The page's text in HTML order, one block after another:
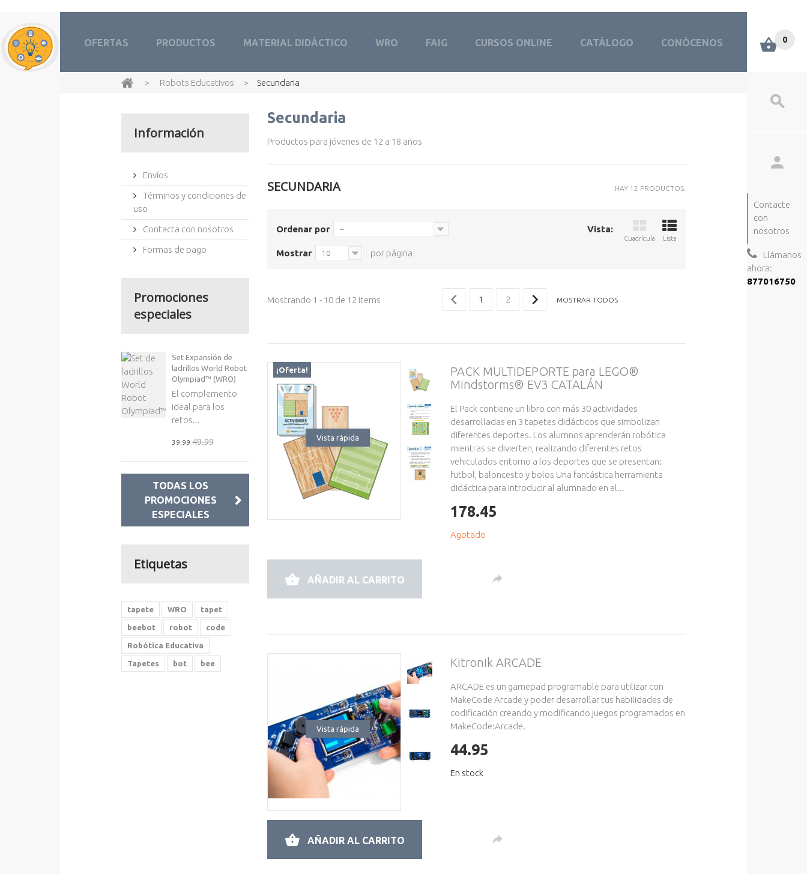
Contacte
con
nosotros
Llámanos
ahora:
877016750
0
OFERTAS PRODUCTOS MATERIAL DIDÁCTICO WRO FAIG CURSOS ONLINE CATÁLOGO CONÓCENOS
> Robots Educativos > Secundaria
Secundaria
Productos para jóvenes de 12 a 18 años
SECUNDARIA HAY 12 PRODUCTOS.
Vista:
Cuadrícula Lista
Ordenar por --
Mostrar 10 por página
MOSTRAR TODOS
1 2
Mostrando 1 - 10 de 12 items
Vista rápida
¡Oferta!
PACK MULTIDEPORTE para LEGO®
Mindstorms® EV3 CATALÁN
El Pack contiene un libro con más 30 actividades
desarrolladas en 3 tapetes didácticos que simbolizan
diferentes deportes. Los alumnos aprenderán robótica
mientras se divierten, realizando diferentes retos
vehiculados entorno a los deportes que se presentan:
futbol, baloncesto y bolos Una fantástica herramienta
didáctica para introducir al alumnado en el...
178.45
Agotado
AÑADIR AL CARRITO
Vista rápida
Kitronik ARCADE
ARCADE es un gamepad programable para utilizar con
MakeCode Arcade y poder desarrollar tus habilidades de
codificación creando y modificando juegos programados en
MakeCode:Arcade.
44.95
En stock
AÑADIR AL CARRITO
Información
Envíos
Términos y condiciones de
uso
Contacta con nosotros
Formas de pago
Promociones
especiales
Set Expansión de
ladrillos World Robot
Olympiad™ (WRO)
El complemento
ideal para los
retos...
39.9949.99
TODAS LOS
PROMOCIONES
ESPECIALES
Etiquetas
tapete WRO tapet
beebot robot code
Robótica Educativa
Tapetes bot bee